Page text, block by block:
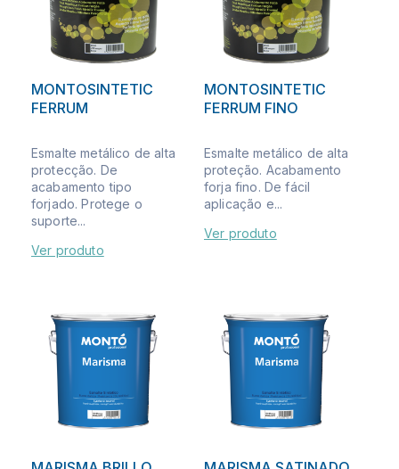
MONTOSINTETIC
FERRUM
Esmalte metálico de alta
protecção. De
acabamento tipo
forjado. Protege o
suporte...
Ver produto
MONTOSINTETIC
FERRUM FINO
Esmalte metálico de alta
proteção. Acabamento
forja fino. De fácil
aplicação e...
Ver produto